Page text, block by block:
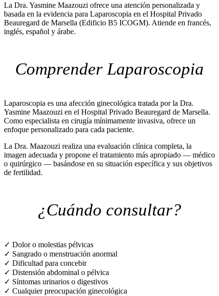
La Dra. Yasmine Maazouzi ofrece una atención personalizada y
basada en la evidencia para Laparoscopia en el Hospital Privado
Beauregard de Marsella (Edificio B5 ICOGM). Atiende en francés,
inglés, español y árabe.
Comprender Laparoscopia
Laparoscopia es una afección ginecológica tratada por la Dra.
Yasmine Maazouzi en el Hospital Privado Beauregard de Marsella.
Como especialista en cirugía mínimamente invasiva, ofrece un
enfoque personalizado para cada paciente.
La Dra. Maazouzi realiza una evaluación clínica completa, la
imagen adecuada y propone el tratamiento más apropiado — médico
o quirúrgico — basándose en su situación específica y sus objetivos
de fertilidad.
¿Cuándo consultar?
✓ Dolor o molestias pélvicas
✓ Sangrado o menstruación anormal
✓ Dificultad para concebir
✓ Distensión abdominal o pélvica
✓ Síntomas urinarios o digestivos
✓ Cualquier preocupación ginecológica